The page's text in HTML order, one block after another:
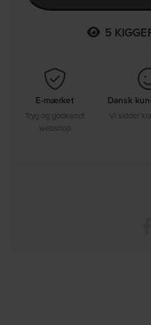
5
E-mærket
Tryg og godkendt
Dansk
Vi sidder